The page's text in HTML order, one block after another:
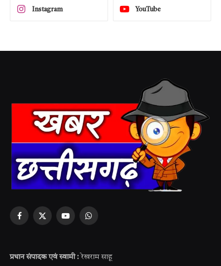
Instagram YouTube
Facebook
X
YouTubeWhatsApp
प्रधान संपादक एवं स्वामी : रेखराम साहू